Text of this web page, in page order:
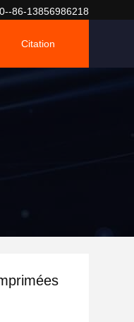
86-13856986218
Citation